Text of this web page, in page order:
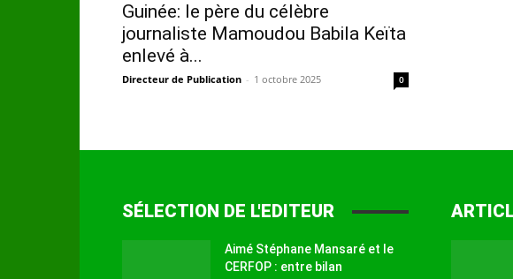
Guinée: le père du célèbre
journaliste Mamoudou Babila Keïta
enlevé à...
Directeur de Publication - 1 octobre 2025 0
SÉLECTION DE L'EDITEUR
Aimé Stéphane Mansaré et le
CERFOP : entre bilan